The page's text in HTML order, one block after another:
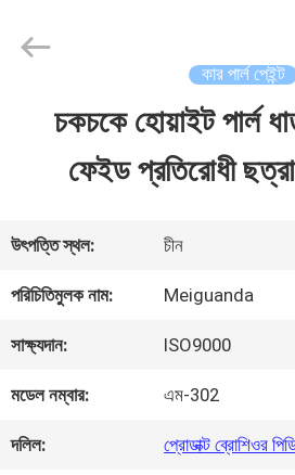
ভিডিও
আমাদের
সম্পর্কে
Chemical
কার পার্ল পেইন্ট
চকচকে হোয়াইট পার্ল
ফেইড প্রতিরোধী
উৎপত্তি স্থল: চীন
পরিচিতিমুলক নাম: Meiguanda
সাক্ষ্যদান: ISO9000
মডেল নম্বার: এম-302
দলিল: প্রোডাক্ট ব্রোশিওর